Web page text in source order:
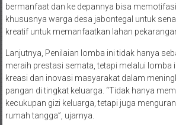
bermanfaat dan ke depannya bisa
khususnya warga desa jabontegal untuk
kreatif untuk memanfaatkan lahan
Lanjutnya, Penilaian lomba ini tidak hanya
meraih prestasi semata, tetapi melalui lomba
kreasi dan inovasi masyarakat dalam
pangan di tingkat keluarga. “Tidak hanya
kecukupan gizi keluarga, tetapi juga
rumah tangga”, ujarnya.